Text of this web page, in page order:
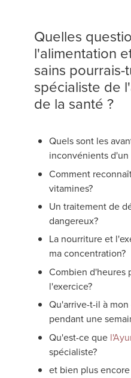
Quelles
l'alimentation
sains
spécialiste de
de la santé ?
Quels sont les
inconvénients d'un
Comment
vitamines?
Un traitement de
dangereux?
La nourriture et
ma concentration?
Combien d'heures
l'exercice?
Qu'arrive-t-il à
pendant une
Qu'est-ce que
spécialiste?
et bien plus encore